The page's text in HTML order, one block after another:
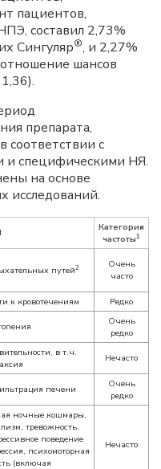
пациентов,
составил 2,73%
Сингуляр®, и 2,27%
шансов
препарата,
соответствии с
и специфическими НЯ.
на основе
исследований.
Категория
частоты1
путей2
Очень
часто
к кровотечениям Редко
Очень
редко
в т.ч.
Нечасто
печени
Очень
редко
ночные кошмары,
тревожность,
поведение
психомоторная
(включая
Нечасто